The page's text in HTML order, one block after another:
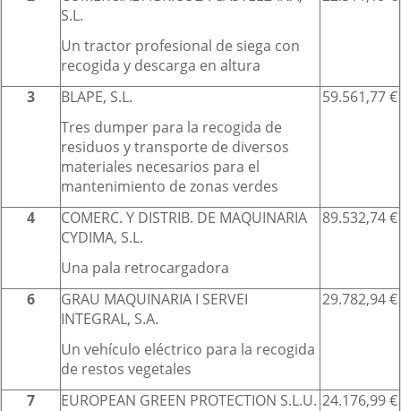
S.L.
Un tractor profesional de siega con
recogida y descarga en altura
3
BLAPE, S.L.
Tres dumper para la recogida de
residuos y transporte de diversos
materiales necesarios para el
mantenimiento de zonas verdes
59.561,77 €
4
COMERC. Y DISTRIB. DE MAQUINARIA
CYDIMA, S.L.
Una pala retrocargadora
89.532,74 €
6
GRAU MAQUINARIA I SERVEI
INTEGRAL, S.A.
Un vehículo eléctrico para la recogida
de restos vegetales
29.782,94 €
7
EUROPEAN GREEN PROTECTION S.L.U. 24.176,99 €